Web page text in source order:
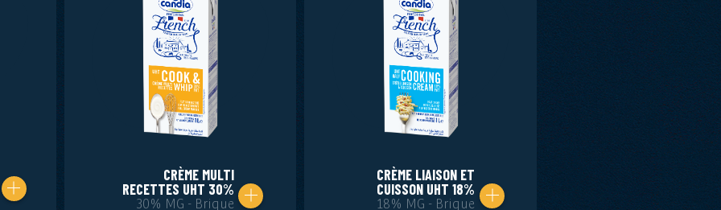
CRÈME MULTI
RECETTES UHT 30%
30% MG - Brique
CRÈME LIAISON ET
CUISSON UHT 18%
18% MG - Brique